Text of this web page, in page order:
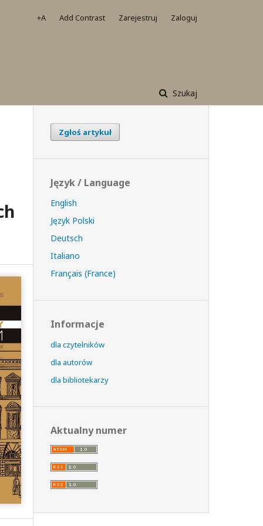
Szukaj
+A Add Contrast Zarejestruj Zaloguj
Zgłoś artykuł
Język / Language
English
Język Polski
Deutsch
Italiano
Français (France)
Informacje
dla czytelników
dla autorów
dla bibliotekarzy
Aktualny numer